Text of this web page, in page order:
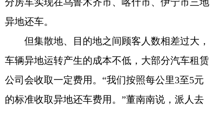
异地还车。
但集散地、目的地之间顾客人数相差过大，
车辆异地运转产生的成本不低，大部分汽车租赁
公司会收取一定费用。“我们按照每公里3至5元
的标准收取异地还车费用。”董南南说，派人去